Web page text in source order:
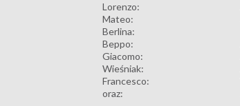
Lorenzo:
Mateo:
Berlina:
Beppo:
Giacomo:
Wieśniak:
Francesco:
oraz: